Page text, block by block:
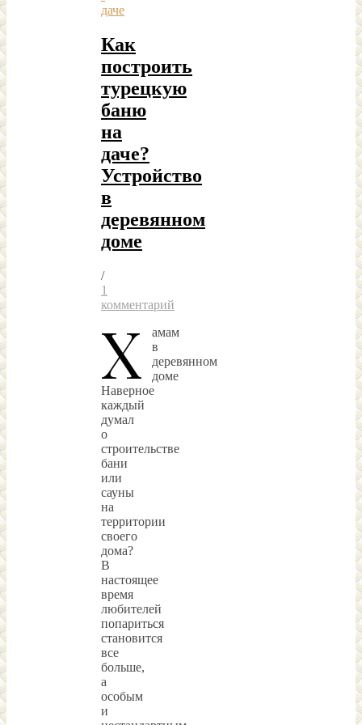
даче
Как
построить
турецкую
баню
на
даче?
Устройство
в
деревянном
доме
/
1
комментарий
Х
амам
в
деревянном
доме
Наверное
каждый
думал
о
строительстве
бани
или
сауны
на
территории
своего
дома?
В
настоящее
время
любителей
попариться
становится
все
больше,
а
особым
и